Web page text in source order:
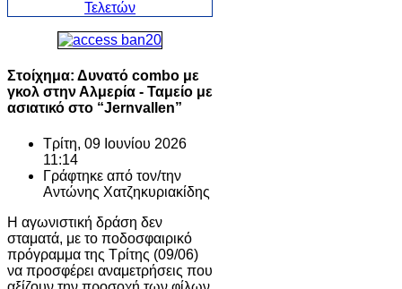
Στοίχημα: Δυνατό combo με
γκολ στην Αλμερία - Ταμείο με
ασιατικό στο “Jernvallen”
Τρίτη, 09 Ιουνίου 2026
11:14
Γράφτηκε από τον/την
Αντώνης Χατζηκυριακίδης
Η αγωνιστική δράση δεν
σταματά, με το ποδοσφαιρικό
πρόγραμμα της Τρίτης (09/06)
να προσφέρει αναμετρήσεις που